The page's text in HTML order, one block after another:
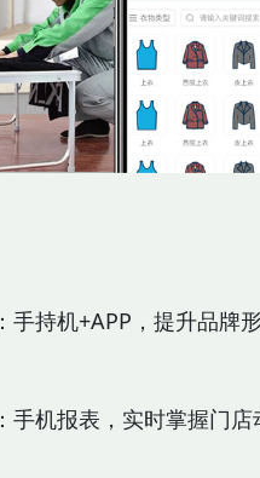
：手持机+APP，提升品牌
：手机报表，实时掌握门